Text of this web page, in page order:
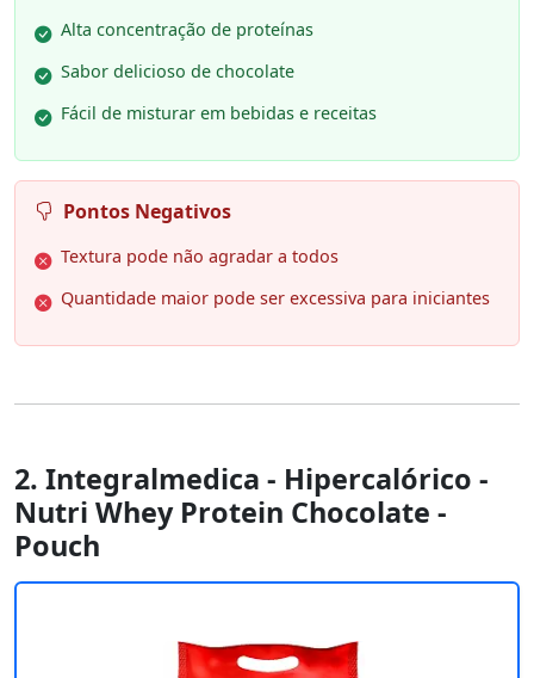
Alta concentração de proteínas
Sabor delicioso de chocolate
Fácil de misturar em bebidas e receitas
Pontos Negativos
Textura pode não agradar a todos
Quantidade maior pode ser excessiva para iniciantes
2. Integralmedica - Hipercalórico -
Nutri Whey Protein Chocolate -
Pouch